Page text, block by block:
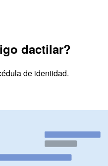
dactilar?
de identidad.